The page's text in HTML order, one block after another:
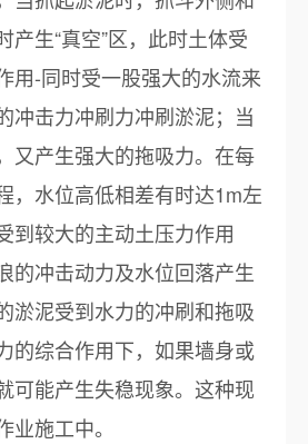
产生“真空”区，此时土体受
用-同时受一股强大的水流来
冲击力冲刷力冲刷淤泥；当
又产生强大的拖吸力。在每
，水位高低相差有时达1m左
到较大的主动土压力作用
的冲击动力及水位回落产生
淤泥受到水力的冲刷和拖吸
的综合作用下，如果墙身或
可能产生失稳现象。这种现
业施工中。